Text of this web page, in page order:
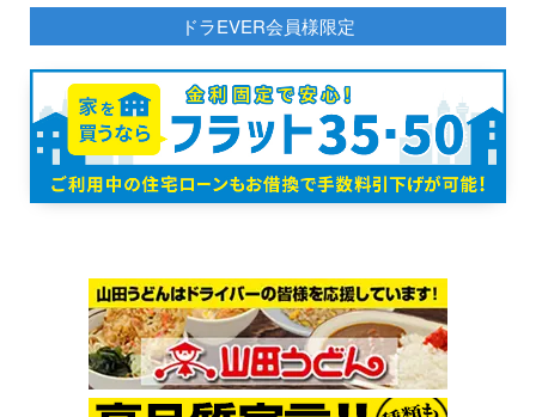
ドラEVER会員様限定